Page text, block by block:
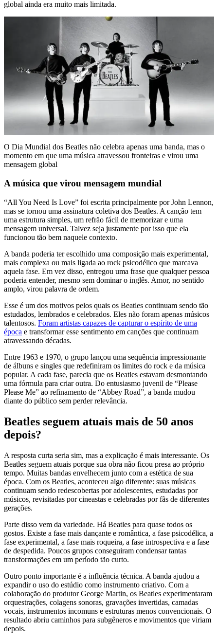
global ainda era muito mais limitada.
O Dia Mundial dos Beatles não celebra apenas uma banda, mas o
momento em que uma música atravessou fronteiras e virou uma
mensagem global
A música que virou mensagem mundial
“All You Need Is Love” foi escrita principalmente por John Lennon,
mas se tornou uma assinatura coletiva dos Beatles. A canção tem
uma estrutura simples, um refrão fácil de memorizar e uma
mensagem universal. Talvez seja justamente por isso que ela
funcionou tão bem naquele contexto.
A banda poderia ter escolhido uma composição mais experimental,
mais complexa ou mais ligada ao rock psicodélico que marcava
aquela fase. Em vez disso, entregou uma frase que qualquer pessoa
poderia entender, mesmo sem dominar o inglês. Amor, no sentido
amplo, virou palavra de ordem.
Esse é um dos motivos pelos quais os Beatles continuam sendo tão
estudados, lembrados e celebrados. Eles não foram apenas músicos
talentosos. Foram artistas capazes de capturar o espírito de uma
época e transformar esse sentimento em canções que continuam
atravessando décadas.
Entre 1963 e 1970, o grupo lançou uma sequência impressionante
de álbuns e singles que redefiniram os limites do rock e da música
popular. A cada fase, parecia que os Beatles estavam desmontando
uma fórmula para criar outra. Do entusiasmo juvenil de “Please
Please Me” ao refinamento de “Abbey Road”, a banda mudou
diante do público sem perder relevância.
Beatles seguem atuais mais de 50 anos
depois?
A resposta curta seria sim, mas a explicação é mais interessante. Os
Beatles seguem atuais porque sua obra não ficou presa ao próprio
tempo. Muitas bandas envelhecem junto com a estética de sua
época. Com os Beatles, aconteceu algo diferente: suas músicas
continuam sendo redescobertas por adolescentes, estudadas por
músicos, revisitadas por cineastas e celebradas por fãs de diferentes
gerações.
Parte disso vem da variedade. Há Beatles para quase todos os
gostos. Existe a fase mais dançante e romântica, a fase psicodélica, a
fase experimental, a fase mais roqueira, a fase introspectiva e a fase
de despedida. Poucos grupos conseguiram condensar tantas
transformações em um período tão curto.
Outro ponto importante é a influência técnica. A banda ajudou a
expandir o uso do estúdio como instrumento criativo. Com a
colaboração do produtor George Martin, os Beatles experimentaram
orquestrações, colagens sonoras, gravações invertidas, camadas
vocais, instrumentos incomuns e estruturas menos convencionais. O
resultado abriu caminhos para subgêneros e movimentos que viriam
depois.